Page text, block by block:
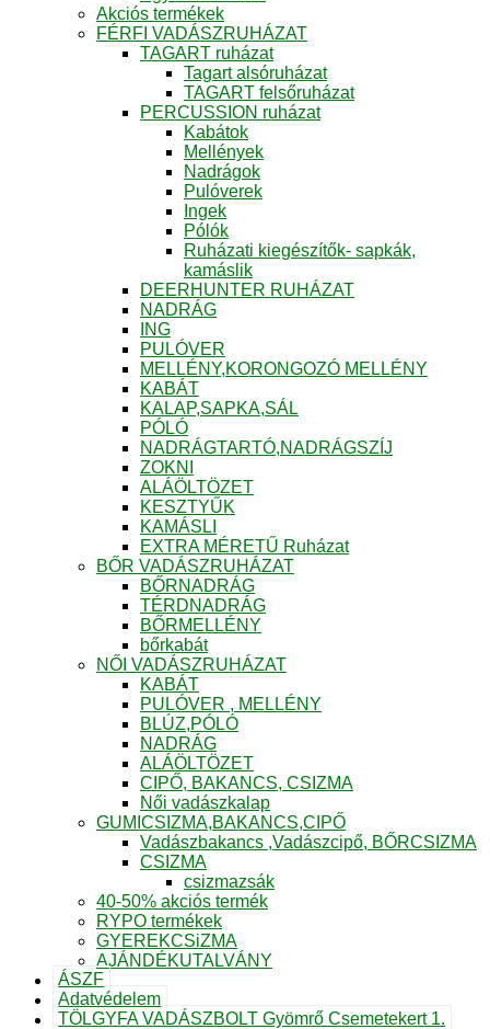
Akciós termékek
FÉRFI VADÁSZRUHÁZAT
TAGART ruházat
Tagart alsóruházat
TAGART felsőruházat
PERCUSSION ruházat
Kabátok
Mellények
Nadrágok
Pulóverek
Ingek
Pólók
Ruházati kiegészítők- sapkák,
kamáslik
DEERHUNTER RUHÁZAT
NADRÁG
ING
PULÓVER
MELLÉNY,KORONGOZÓ MELLÉNY
KABÁT
KALAP,SAPKA,SÁL
PÓLÓ
NADRÁGTARTÓ,NADRÁGSZÍJ
ZOKNI
ALÁÖLTÖZET
KESZTYŰK
KAMÁSLI
EXTRA MÉRETŰ Ruházat
BŐR VADÁSZRUHÁZAT
BŐRNADRÁG
TÉRDNADRÁG
BŐRMELLÉNY
bőrkabát
NŐI VADÁSZRUHÁZAT
KABÁT
PULÓVER , MELLÉNY
BLÚZ,PÓLÓ
NADRÁG
ALÁÖLTÖZET
CIPŐ, BAKANCS, CSIZMA
Női vadászkalap
GUMICSIZMA,BAKANCS,CIPŐ
Vadászbakancs ,Vadászcipő, BŐRCSIZMA
CSIZMA
csizmazsák
40-50% akciós termék
RYPO termékek
GYEREKCSiZMA
AJÁNDÉKUTALVÁNY
ÁSZF
Adatvédelem
TÖLGYFA VADÁSZBOLT Gyömrő Csemetekert 1.